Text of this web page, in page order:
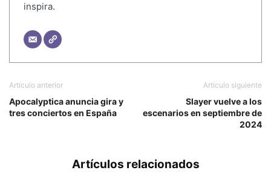
inspira.
Artículo anterior
Apocalyptica anuncia gira y
tres conciertos en España
Artículo siguiente
Slayer vuelve a los
escenarios en septiembre de
2024
Artículos relacionados